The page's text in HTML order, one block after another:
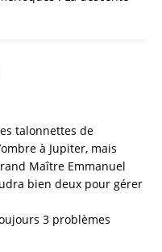
talonnettes de
à Jupiter, mais
Maître Emmanuel
bien deux pour gérer
3 problèmes